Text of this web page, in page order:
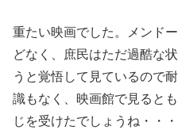
重たい映画でした。メンド
どなく、庶民はただ過酷な
うと覚悟して見ているので
識もなく、映画館で見ると
じを受けたでしょうね・・・